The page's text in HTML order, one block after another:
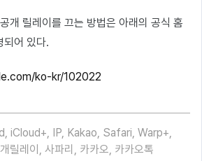
개 릴레이를 끄는 방법은 아래의 공식 홈
되어 있다.
ko-kr/102022
, iCloud+, IP, Kakao, Safari, Warp+,
릴레이 , 사파리 , 카카오, 카카오톡